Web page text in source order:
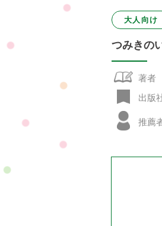
大人向け
つみきの
著者
出版
推薦